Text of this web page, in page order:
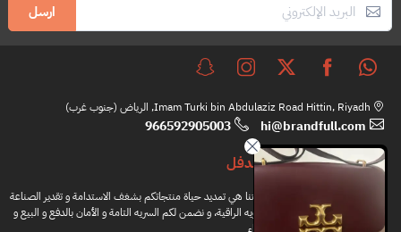
ارسل
Imam Turki bin Abdulaziz Road Hittin, Riyadh, الرياض (جنوب غرب)
hi@brandfull.com
966592905003
براندفل
مهمتنا هي تمديد حياة منتجاتكم بشغف الاستدامة و تقدير الصناعة
اليدويه الراقية، و نضمن لكم السريه التامة و الأمان بالدفع و البيع و
الشراء